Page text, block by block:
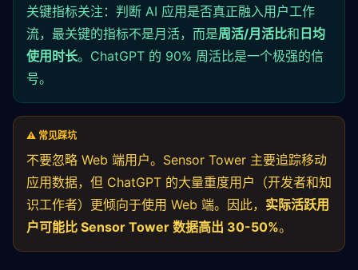
关键指标关注：判断 AI 应用是否真正融入用户工作
流，最关键的指标不是月活，而是周活/月活比和 日均
使用时长。ChatGPT 的 90% 周活比是一个极强的信
号。
⚠️ 常见踩坑
不要忽略 Web 端用户。Sensor Tower 主要追踪移动
应用数据，但 ChatGPT 的大量重度用户（开发者和知
识工作者）更倾向于使用 Web 端。因此， 实际活跃用
户可能比 Sensor Tower 数据高出 30-50%。